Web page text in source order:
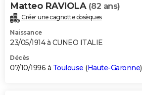
Matteo RAVIOLA (82 ans)
Créer une cagnotte obsèques
Naissance
23/05/1914 à CUNEO ITALIE
Décès
07/10/1996 à Toulouse (Haute-Garonne)